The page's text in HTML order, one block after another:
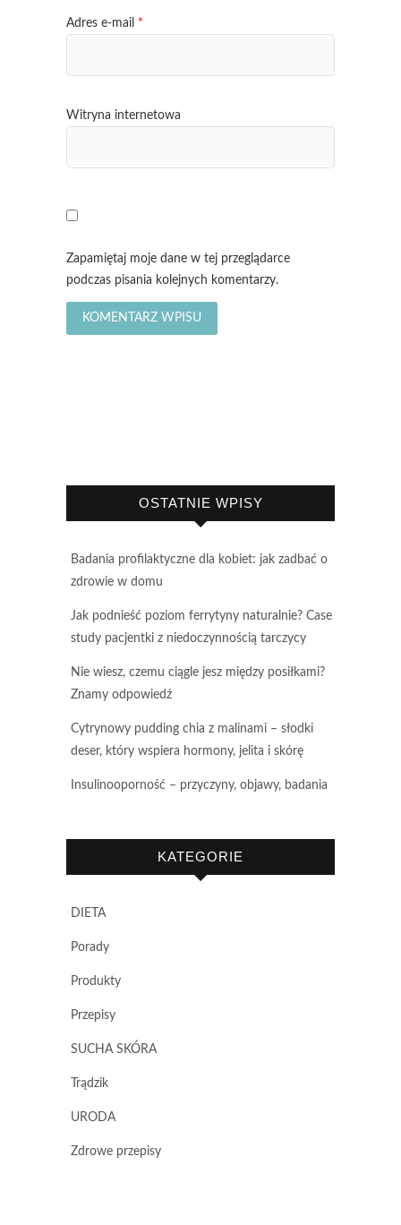
Adres e-mail *
Witryna internetowa
Zapamiętaj moje dane w tej przeglądarce
podczas pisania kolejnych komentarzy.
OSTATNIE WPISY
Badania profilaktyczne dla kobiet: jak zadbać o
zdrowie w domu
Jak podnieść poziom ferrytyny naturalnie? Case
study pacjentki z niedoczynnością tarczycy
Nie wiesz, czemu ciągle jesz między posiłkami?
Znamy odpowiedź
Cytrynowy pudding chia z malinami – słodki
deser, który wspiera hormony, jelita i skórę
Insulinooporność – przyczyny, objawy, badania
KATEGORIE
DIETA
Porady
Produkty
Przepisy
SUCHA SKÓRA
Trądzik
URODA
Zdrowe przepisy